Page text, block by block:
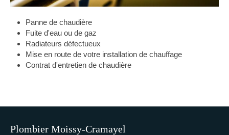
Panne de chaudière
Fuite d'eau ou de gaz
Radiateurs défectueux
Mise en route de votre installation de chauffage
Contrat d'entretien de chaudière
Plombier Moissy-Cramayel